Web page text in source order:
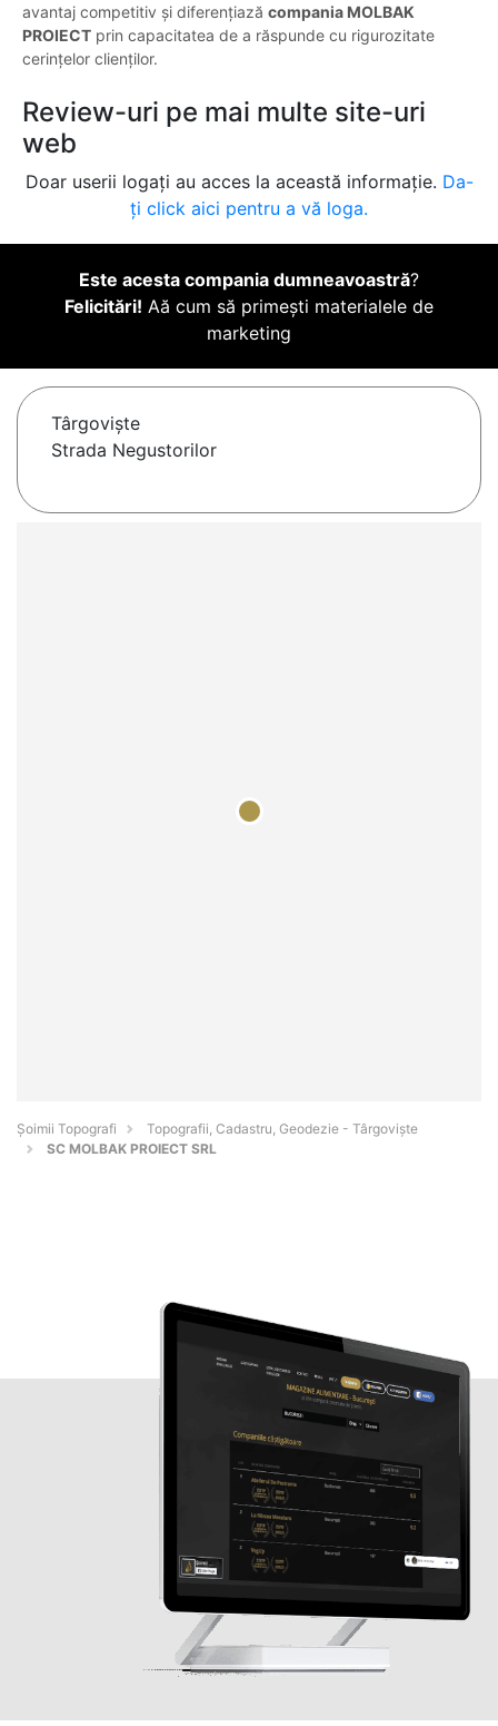
avantaj competitiv și diferențiază compania MOLBAK
PROIECT prin capacitatea de a răspunde cu rigurozitate
cerințelor clienților.
Review-uri pe mai multe site-uri
web
Doar userii logați au acces la această informație. Da-
ți click aici pentru a vă loga.
Este acesta compania dumneavoastră?
Felicitări! Aă cum să primești materialele de
marketing
Târgovişte
Strada Negustorilor
Șoimii Topografi
Topografii, Cadastru, Geodezie - Târgovişte
SC MOLBAK PROIECT SRL